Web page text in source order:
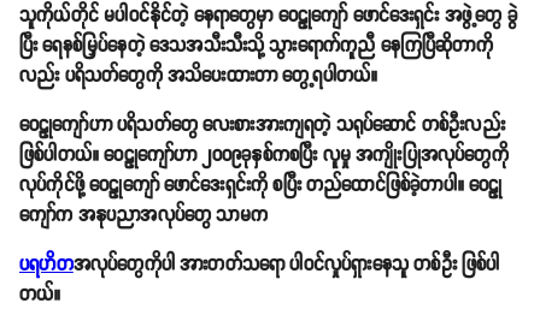
သူကိုယ်တိုင် မပါဝင်နိုင်တဲ့ နေရာတွေမှာ ဝေဠုကျော် ဖောင်ဒေးရှင်း အဖွဲ့တွေ ခွဲ
ပြီး ရေနစ်မြှပ်နေတဲ့ ဒေသအသီးသီးသို့ သွားရောက်ကူညီ နေကြပြီဆိုတာကို
လည်း ပရိသတ်တွေကို အသိပေးထားတာ တွေ့ရပါတယ်။
ဝေဠုကျော်ဟာ ပရိသတ်တွေ လေးစားအားကျရတဲ့ သရုပ်ဆောင် တစ်ဦးလည်း
ဖြစ်ပါတယ်။ ဝေဠုကျော်ဟာ ၂၀၀၉ခုနှစ်ကစပြီး လူမှု အကျိုးပြုအလုပ်တွေကို
လုပ်ကိုင်ဖို့ ဝေဠုကျော် ဖောင်ဒေးရှင်းကို စပြီး တည်ထောင်ဖြစ်ခဲ့တာပါ။ ဝေဠု
ကျော်က အနုပညာအလုပ်တွေ သာမက
ပရဟိတအလုပ်တွေကိုပါ အားတတ်သရော ပါဝင်လှုပ်ရှားနေသူ တစ်ဦး ဖြစ်ပါ
တယ်။